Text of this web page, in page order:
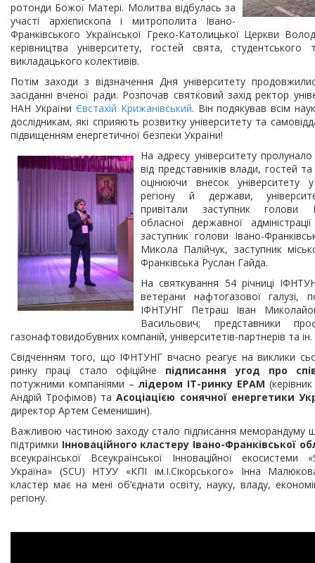
ротонди Божої Матері. Молитва відбулась за
участі архієпископа і митрополита Івано-
Франківського Української Греко-Католицької Церкви
керівництва університету, гостей свята, студентського
викладацького колективів.
Потім заходи з відзначення Дня університету
засіданні вченої ради. Розпочав святковий захід ректор
НАН України Євстахій Крижанівський. Він подякував всім
дослідникам, які сприяють розвитку університету та
підвищенням енергетичної безпеки України!
На адресу університету
від представників влади, гостей
оцінюючи внесок університету
регіону й держави,
привітали заступник голови
обласної державної
заступник голови Івано-
Микола Палійчук, заступник
Франківська Руслан Гайда.
На святкування 54 річниці
ветерани нафтогазової галузі,
ІФНТУНГ Петраш Іван
Васильович; представники
газонафтовидобувних компаній, університетів-партнерів та ін.
Свідченням того, що ІФНТУНГ вчасно реагує на виклики
ринку праці стало офіційне підписання угод про
потужними компаніями – лідером ІТ-ринку ЕРАМ
Андрій Трофімов) таАсоціацією сонячної енергетики
директор Артем Семенишин).
Важливою частиною заходу стало підписання меморандуму
підтримки Інноваційного кластеру Івано-Франківської
всеукраїнської Всеукраїнської Інноваційної екосистеми
Україна» (SCU) НТУУ «КПІ ім.І.Сікорського» Інна
кластер має на мені об’єднати освіту, науку, владу,
регіону.